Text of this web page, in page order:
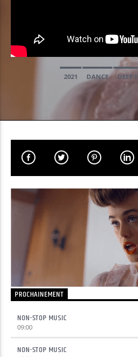
EN CE MOMENT
PAPER AEROPLANE
ANGUS & JULIA STONE
GOOD MORNING WORLD
06:00 08:59
UPCOMING SHOW
NON-STOP MUSIC
09:00 11:59
Yellow Radio
Yellow Riviera
2021 DANCE DEEP
PROCHAINEMENT
NON-STOP MUSIC
09:00
NON-STOP MUSIC